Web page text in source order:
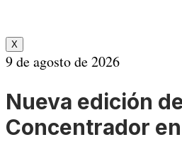
X
9 de agosto de 2026
Nueva edición
Concentrador